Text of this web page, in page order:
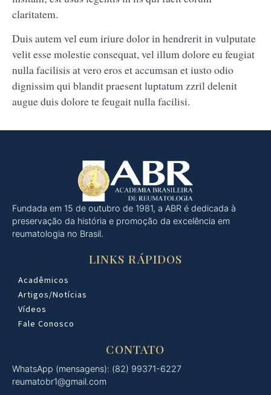
claritatem.
Duis autem vel eum iriure dolor in hendrerit in vulputate
velit esse molestie consequat, vel illum dolore eu feugiat
nulla facilisis at vero eros et accumsan et iusto odio
dignissim qui blandit praesent luptatum zzril delenit
augue duis dolore te feugait nulla facilisi.
Fundada em 15 de outubro de 1981, a ABR é dedicada à
preservação da história e promoção da excelência em
reumatologia no Brasil.
LINKS RÁPIDOS
Acadêmicos
Artigos/Notícias
Vídeos
Fale Conosco
CONTATO
WhatsApp (mensagens): (82) 99371-6227
reumatobr1@gmail.com